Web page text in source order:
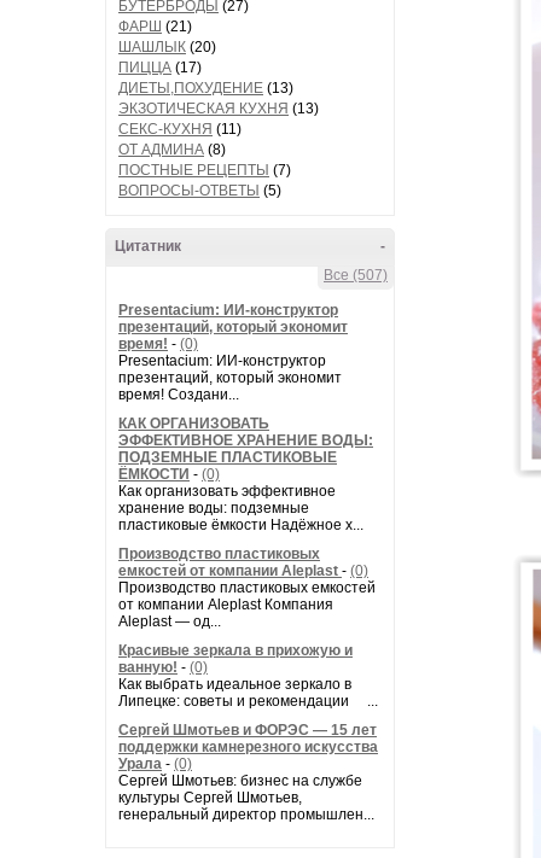
БУТЕРБРОДЫ (27)
ФАРШ (21)
ШАШЛЫК (20)
ПИЦЦА (17)
ДИЕТЫ,ПОХУДЕНИЕ (13)
ЭКЗОТИЧЕСКАЯ КУХНЯ (13)
СЕКС-КУХНЯ (11)
ОТ АДМИНА (8)
ПОСТНЫЕ РЕЦЕПТЫ (7)
ВОПРОСЫ-ОТВЕТЫ (5)
-
Цитатник
Все (507)
Presentacium: ИИ‑конструктор
презентаций, который экономит
время! - (0)
Presentacium: ИИ‑конструктор
презентаций, который экономит
время! Создани...
КАК ОРГАНИЗОВАТЬ
ЭФФЕКТИВНОЕ ХРАНЕНИЕ ВОДЫ:
ПОДЗЕМНЫЕ ПЛАСТИКОВЫЕ
ЁМКОСТИ - (0)
Как организовать эффективное
хранение воды: подземные
пластиковые ёмкости Надёжное х...
Производство пластиковых
емкостей от компании Aleplast - (0)
Производство пластиковых емкостей
от компании Aleplast Компания
Aleplast — од...
Красивые зеркала в прихожую и
ванную! - (0)
Как выбрать идеальное зеркало в
Липецке: советы и рекомендации ...
Сергей Шмотьев и ФОРЭС — 15 лет
поддержки камнерезного искусства
Урала - (0)
Сергей Шмотьев: бизнес на службе
культуры Сергей Шмотьев,
генеральный директор промышлен...